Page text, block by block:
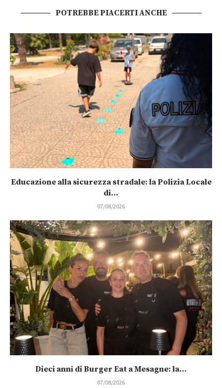
POTREBBE PIACERTI ANCHE
Educazione alla sicurezza stradale: la Polizia Locale
di...
07/08/2026
Dieci anni di Burger Eat a Mesagne: la...
07/08/2026